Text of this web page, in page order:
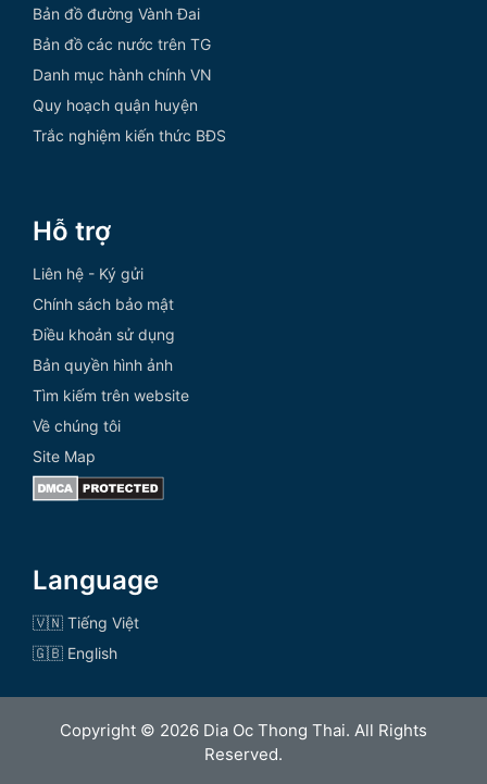
Bản đồ đường Vành Đai
Bản đồ các nước trên TG
Danh mục hành chính VN
Quy hoạch quận huyện
Trắc nghiệm kiến thức BĐS
Hỗ trợ
Liên hệ - Ký gửi
Chính sách bảo mật
Điều khoản sử dụng
Bản quyền hình ảnh
Tìm kiếm trên website
Về chúng tôi
Site Map
Language
🇻🇳 Tiếng Việt
🇬🇧 English
Copyright © 2026 Dia Oc Thong Thai. All Rights
Reserved.